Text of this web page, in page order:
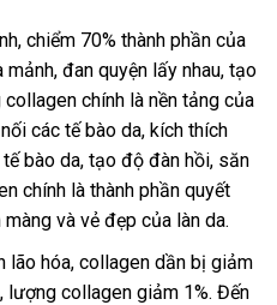
chiểm 70% thành phần của
đan quyện lấy nhau, tạo
chính là nền tảng của
các tế bào da, kích thích
bào da, tạo độ đàn hồi, săn
chính là thành phần quyết
và vẻ đẹp của làn da.
lão hóa, collagen dần bị giảm
collagen giảm 1%. Đến